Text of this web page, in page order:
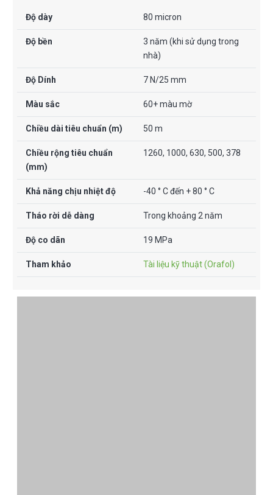
Độ dày 80 micron
Độ bền
3 năm (khi sử dụng trong
nhà)
Độ Dính 7 N/25 mm
Màu sắc 60+ màu mờ
Chiều dài tiêu chuẩn (m) 50 m
Chiều rộng tiêu chuẩn
(mm)
1260, 1000, 630, 500, 378
Khả năng chịu nhiệt độ -40 ° C đến + 80 ° C
Tháo rời dễ dàng Trong khoảng 2 năm
Độ co dãn 19 MPa
Tham khảo Tài liệu kỹ thuật (Orafol)